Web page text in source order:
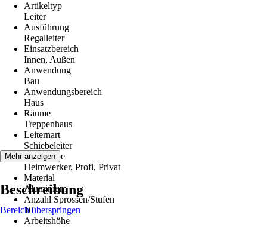
Artikeltyp
Leiter
Ausführung
Regalleiter
Einsatzbereich
Innen, Außen
Anwendung
Bau
Anwendungsbereich
Haus
Räume
Treppenhaus
Leiternart
Schiebeleiter
Zielgruppe
Heimwerker, Profi, Privat
Material
Aluminium
Anzahl Sprossen/Stufen
10
Arbeitshöhe
Mehr anzeigen
Beschreibung
Bereich überspringen